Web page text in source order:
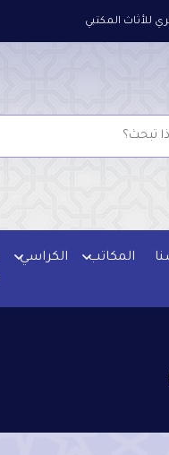
للأثاث المكتبي
المكاتب الكراسي